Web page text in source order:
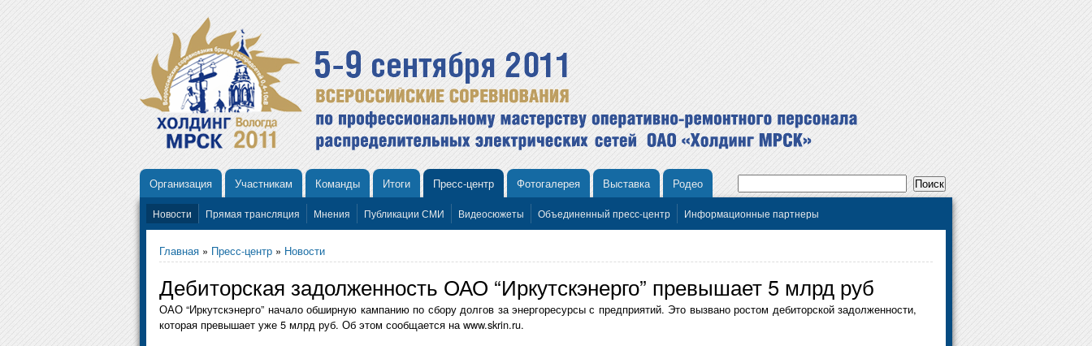
Организация Участникам Команды Итоги Пресс-центр Фотогалерея Выставка Родео
Новости Прямая трансляция Мнения Публикации СМИ Видеосюжеты Объединенный пресс-центр Информационные партнеры
Главная » Пресс-центр » Новости
Дебиторская задолженность ОАО “Иркутскэнерго” превышает 5 млрд руб
ОАО “Иркутскэнерго” начало обширную кампанию по сбору долгов за энергоресурсы с предприятий. Это вызвано ростом дебиторской задолженности,
которая превышает уже 5 млрд руб. Об этом сообщается на www.skrin.ru.